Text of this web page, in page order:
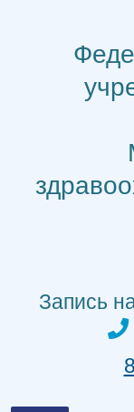
содержимому
Запись